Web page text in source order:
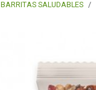
BARRITAS SALUDABLES